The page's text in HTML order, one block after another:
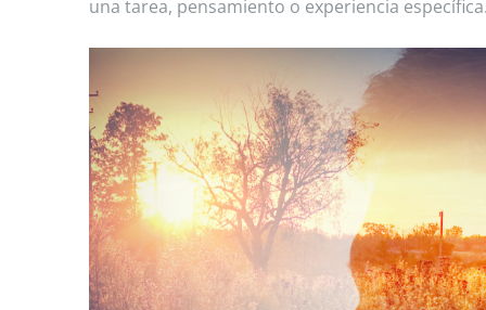
una tarea, pensamiento o experiencia